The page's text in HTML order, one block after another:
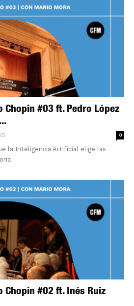
Chopin #03 ft. Pedro López
0
la Inteligencia Artificial elige las
Chopin #02 ft. Inés Ruiz